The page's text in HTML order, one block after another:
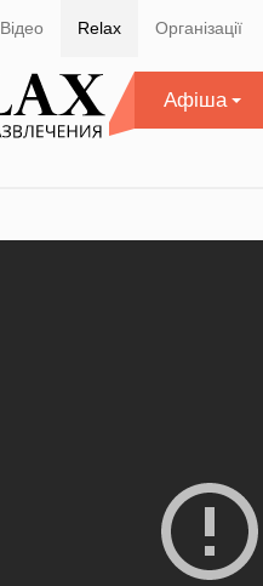
Відео Relax Організації
Афіша